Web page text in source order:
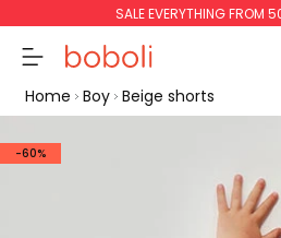
SALE EVERYTHING FROM
Home Boy Beige shorts
-60%